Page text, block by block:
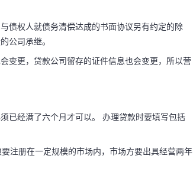
债权人就债务清偿达成的书面协议另有约定的除
公司承继。
变更，贷款公司留存的证件信息也会变更，所以营
已经满了六个月才可以。 办理贷款时要填写包括
注册在一定规模的市场内，市场方要出具经营两年